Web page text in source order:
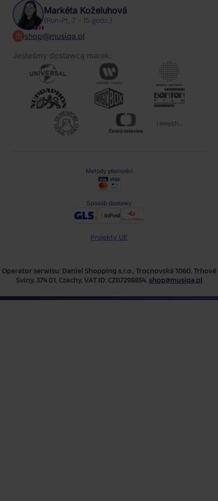
Markéta Koželuhová
(Pon-Pt, 7 - 15 godz.)
shop@musiqa.pl
Jesteśmy dostawcą marek:
i innych...
Metody płatności
Sposób dostawy
Projekty UE
Operator serwisu: Daniel Shopping s.r.o., Trocnovská 1060, Trhové
Sviny, 374 01, Czechy, VAT ID: CZ07298854, shop@musiqa.pl